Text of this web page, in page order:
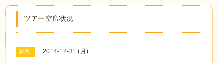
ツアー空席状況
満席 2018-12-31 (月)